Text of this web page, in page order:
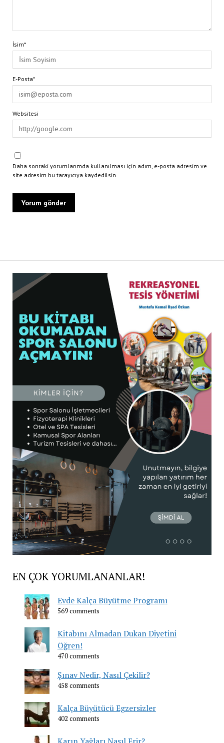
İsim*
E-Posta*
Websitesi
Daha sonraki yorumlarımda kullanılması için adım, e-posta adresim ve
site adresim bu tarayıcıya kaydedilsin.
EN ÇOK YORUMLANANLAR!
Evde Kalça Büyütme Programı
569 comments
Kitabını Almadan Dukan Diyetini
Öğren!
470 comments
Şınav Nedir, Nasıl Çekilir?
458 comments
Kalça Büyütücü Egzersizler
402 comments
Karın Yağları Nasıl Erir?